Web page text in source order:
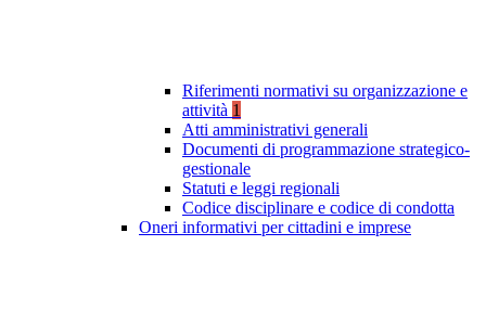
Riferimenti normativi su organizzazione e
attività 1
Atti amministrativi generali
Documenti di programmazione strategico-
gestionale
Statuti e leggi regionali
Codice disciplinare e codice di condotta
Oneri informativi per cittadini e imprese